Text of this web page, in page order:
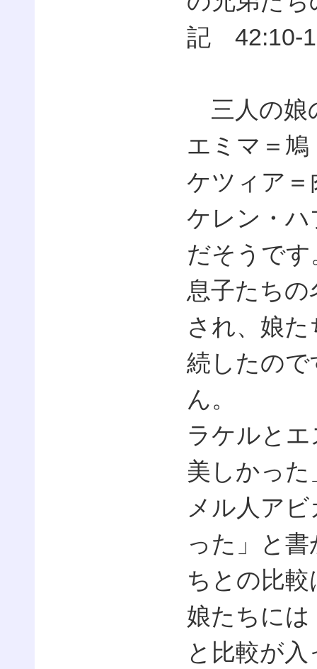
記 42:10-
三人の娘
エミマ＝鳩
ケツィア＝
ケレン・
だそうです
息子たち
され、娘
続したの
ん。
ラケルと
美しかっ
メル人ア
った」と
ちとの比
娘たちに
と比較が